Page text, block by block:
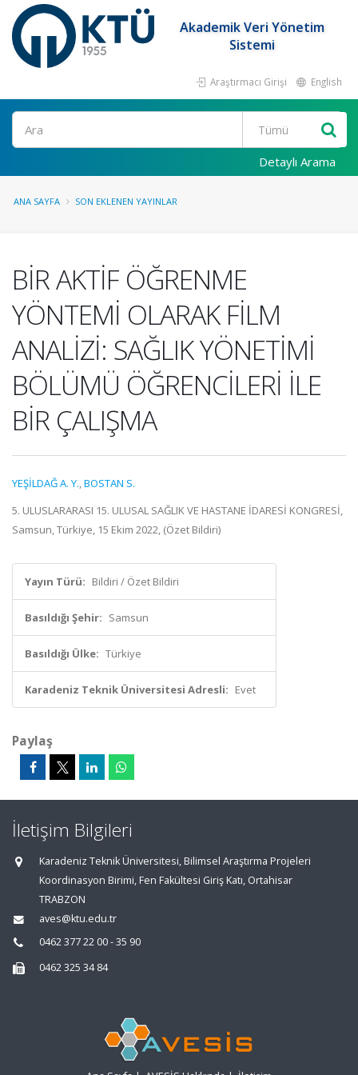
Akademik Veri Yönetim
Sistemi
Araştırmacı Girişi English
Ara
Detaylı Arama
ANA SAYFA SON EKLENEN YAYINLAR
BİR AKTİF ÖĞRENME
YÖNTEMİ OLARAK FİLM
ANALİZİ: SAĞLIK YÖNETİMİ
BÖLÜMÜ ÖĞRENCİLERİ İLE
BİR ÇALIŞMA
YEŞİLDAĞ A. Y.,BOSTAN S.
5. ULUSLARARASI 15. ULUSAL SAĞLIK VE HASTANE İDARESİ KONGRESİ,
Samsun, Türkiye, 15 Ekim 2022, (Özet Bildiri)
Yayın Türü: Bildiri / Özet Bildiri
Basıldığı Şehir: Samsun
Basıldığı Ülke: Türkiye
Karadeniz Teknik Üniversitesi Adresli: Evet
Paylaş
İletişim Bilgileri
Karadeniz Teknik Üniversitesi, Bilimsel Araştırma Projeleri
Koordinasyon Birimi, Fen Fakültesi Giriş Katı, Ortahisar
TRABZON
aves@ktu.edu.tr
0462 377 22 00 - 35 90
0462 325 34 84